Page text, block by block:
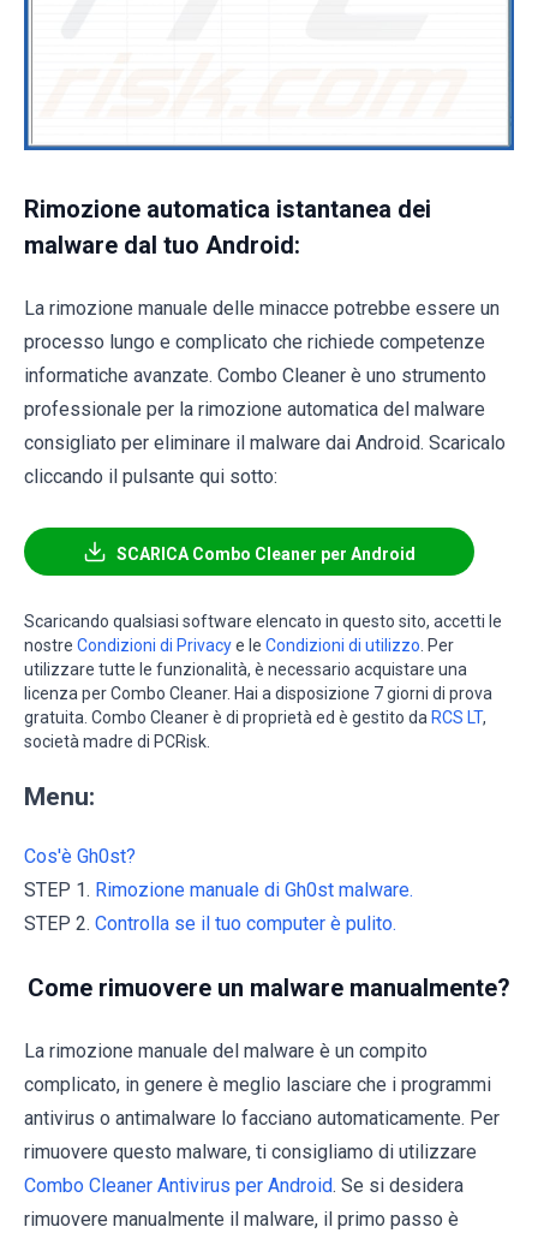
Rimozione automatica istantanea dei
malware dal tuo Android:
La rimozione manuale delle minacce potrebbe essere un
processo lungo e complicato che richiede competenze
informatiche avanzate. Combo Cleaner è uno strumento
professionale per la rimozione automatica del malware
consigliato per eliminare il malware dai Android. Scaricalo
cliccando il pulsante qui sotto:
SCARICA Combo Cleaner per Android
Scaricando qualsiasi software elencato in questo sito, accetti le
nostre Condizioni di Privacye le Condizioni di utilizzo . Per
utilizzare tutte le funzionalità, è necessario acquistare una
licenza per Combo Cleaner. Hai a disposizione 7 giorni di prova
gratuita. Combo Cleaner è di proprietà ed è gestito da RCS LT,
società madre di PCRisk.
Menu:
Cos'è Gh0st?
STEP 1. Rimozione manuale di Gh0st malware.
STEP 2. Controlla se il tuo computer è pulito.
Come rimuovere un malware manualmente?
La rimozione manuale del malware è un compito
complicato, in genere è meglio lasciare che i programmi
antivirus o antimalware lo facciano automaticamente. Per
rimuovere questo malware, ti consigliamo di utilizzare
Combo Cleaner Antivirus per Android. Se si desidera
rimuovere manualmente il malware, il primo passo è